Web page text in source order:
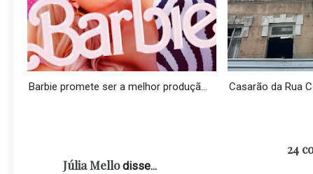
Barbie promete ser a melhor produçã... Casarão da Rua
24
Júlia Mellodisse...